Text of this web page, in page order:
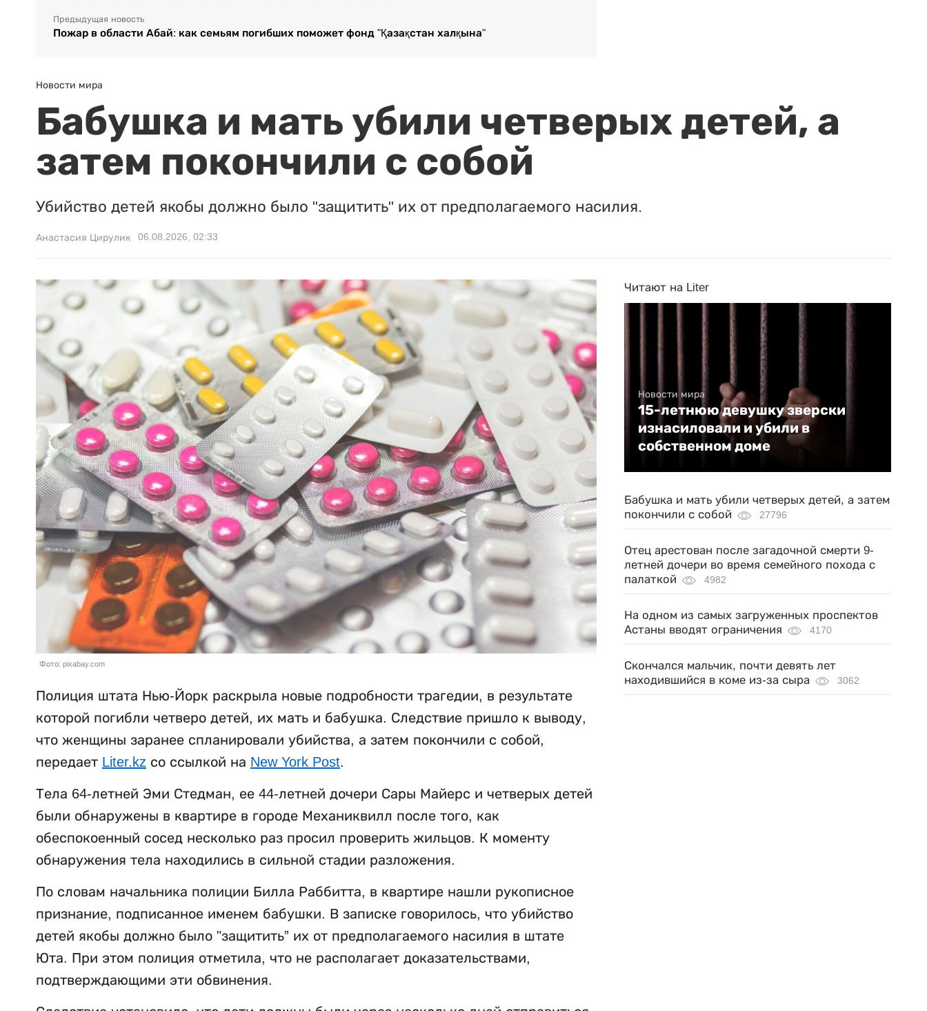
Предыдущая новость
Пожар в области Абай: как семьям погибших поможет фонд "Қазақстан халқына"
Новости мира
Бабушка и мать убили четверых детей, а
затем покончили с собой
Убийство детей якобы должно было "защитить" их от предполагаемого насилия.
Анастасия Цирулик 06.08.2026, 02:33
Фото: pixabay.com
Полиция штата Нью-Йорк раскрыла новые подробности трагедии, в результате
которой погибли четверо детей, их мать и бабушка. Следствие пришло к выводу,
что женщины заранее спланировали убийства, а затем покончили с собой,
передает Liter.kz со ссылкой на New York Post.
Тела 64-летней Эми Стедман, ее 44-летней дочери Сары Майерс и четверых детей
были обнаружены в квартире в городе Механиквилл после того, как
обеспокоенный сосед несколько раз просил проверить жильцов. К моменту
обнаружения тела находились в сильной стадии разложения.
По словам начальника полиции Билла Раббитта, в квартире нашли рукописное
признание, подписанное именем бабушки. В записке говорилось, что убийство
детей якобы должно было "защитить” их от предполагаемого насилия в штате
Юта. При этом полиция отметила, что не располагает доказательствами,
подтверждающими эти обвинения.
Читают на Liter
Новости мира
15-летнюю девушку зверски
изнасиловали и убили в
собственном доме
Бабушка и мать убили четверых детей, а затем
покончили с собой
27796
Отец арестован после загадочной смерти 9-
летней дочери во время семейного похода с
палаткой
4982
На одном из самых загруженных проспектов
Астаны вводят ограничения
4170
Скончался мальчик, почти девять лет
находившийся в коме из-за сыра
3062